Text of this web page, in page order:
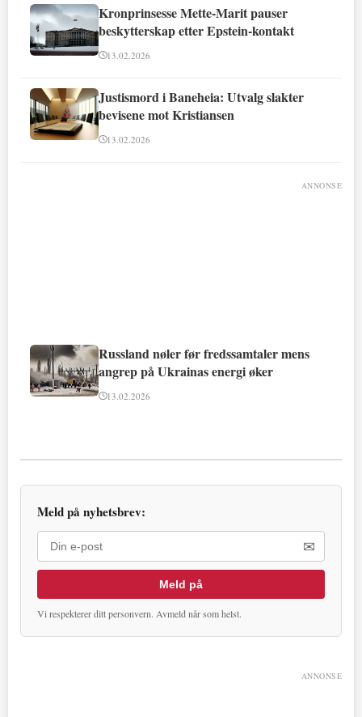
Kronprinsesse Mette-Marit pauser
beskytterskap etter Epstein-kontakt
13.02.2026
Justismord i Baneheia: Utvalg slakter
bevisene mot Kristiansen
13.02.2026
ANNONSE
Russland nøler før fredssamtaler mens
angrep på Ukrainas energi øker
13.02.2026
Meld på nyhetsbrev:
✉
Meld på
Vi respekterer ditt personvern. Avmeld når som helst.
ANNONSE